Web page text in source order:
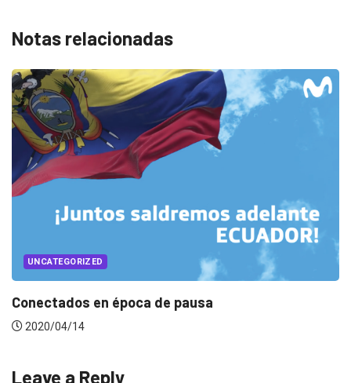
Notas relacionadas
UNCATEGORIZED
Music mood en tiempos de home office
2020/04/07
Leave a Reply